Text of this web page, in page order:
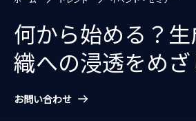
何から始める？
織への浸透をめざ
お問い合わせ